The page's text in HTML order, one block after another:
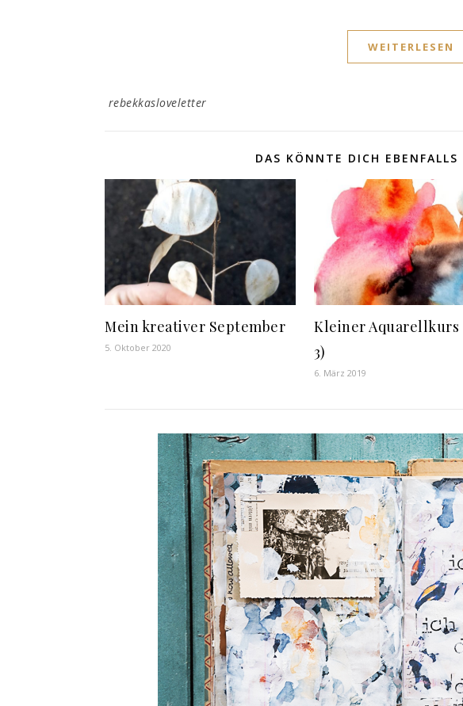
WEITERLESEN
rebekkasloveletter
DAS KÖNNTE DICH EBENFALLS
Mein kreativer September
5. Oktober 2020
Kleiner Aquarellkurs
3)
6. März 2019